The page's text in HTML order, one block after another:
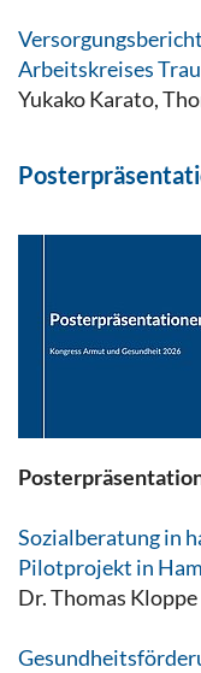
Arbeitskreises
Yukako Karato,
Sozialberatung in
Pilotprojekt in
Dr. Thomas Kloppe